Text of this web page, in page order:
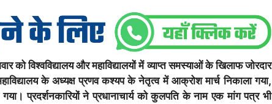
को विश्वविद्यालय और महाविद्यालयों में व्याप्त समस्याओं के खिलाफ जोरदार
के अध्यक्ष प्रणव कश्यप के नेतृत्व में आक्रोश मार्च निकाला गया,
प्रदर्शनकारियों ने प्रधानाचार्य को कुलपति के नाम एक मांग पत्र भी